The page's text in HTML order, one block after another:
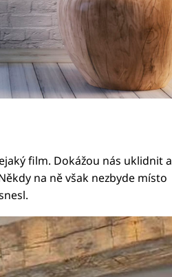
film. Dokážou nás uklidnit a
na ně však nezbyde místo